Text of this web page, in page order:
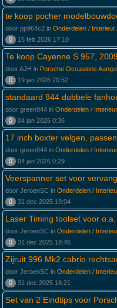
te koop pocher
door pp964c2 in Onderdelen / Interieur
0
15 feb 2026 17:10
Te koop Cayenne S 957,
door AJH in Porsche Occasions
0
19 jan 2026 20:52
standaard 944 dubbele
door green944 in Onderdelen /
0
04 jan 2026 0:36
17 inch boxter velgen,
door green944 in Onderdelen /
0
04 jan 2026 0:29
Veerspanner set voor
door JeroenSC in Onderdelen /
0
31 dec 2025 19:04
Laser Timing toolset voor
door JeroenSC in Onderdelen /
0
31 dec 2025 18:46
Zijruit 996 Mk2 cabrio
door JeroenSC in Onderdelen /
0
31 dec 2025 18:21
Set van 2 Eindtips voor